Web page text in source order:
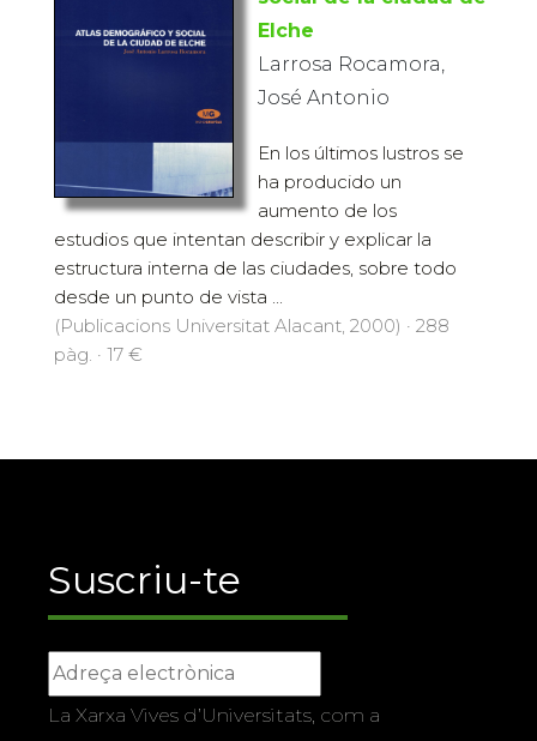
Elche
Larrosa Rocamora,
José Antonio
En los últimos lustros se
ha producido un
aumento de los
estudios que intentan describir y explicar la
estructura interna de las ciudades, sobre todo
desde un punto de vista ...
(Publicacions Universitat Alacant, 2000) · 288
pàg. · 17 €
Suscriu-te
La Xarxa Vives d’Universitats, com a